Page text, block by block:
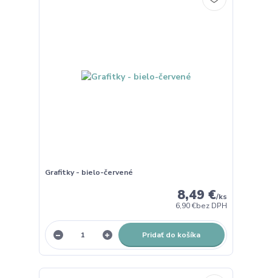
Grafitky - bielo-červené
8,49 €/ks
6,90 €bez DPH
Pridať do košíka